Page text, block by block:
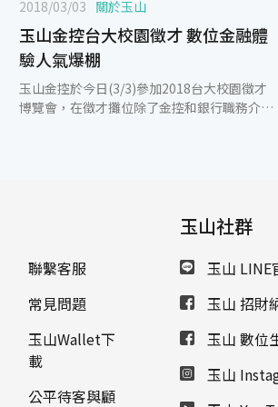
2018/03/03 關於玉山
玉山金控台大校園徵才 數位金融體
驗人氣爆棚
玉山金控於今日(3/3)參加2018台大校園徵才
博覽會，在徵才攤位除了金控和銀行職務介紹
作學習與職涯發展。 玉山金控人資長王志成表
示，人才是玉山最重要的資產，2018玉山將廣
納財金商管、數位金融、資訊科技、大數據分
析、風險管理、洗錢防制等人才共計500位。
其中包含以培育全方位金融專業與科技創新管
理人才為目標的MA(儲備幹部)及TMA(科技儲
備幹部)共40位。因應玉山布局亞洲的快速發
展，並響應政府新南向政策，特別歡迎來自各
國家地區、不同文化背景、有志於往金融業發
展之僑外生加入玉山，和我們一同經營亞洲跨
聯繫客服
常見問題
玉山Wallet下
載
公平待客與顧
玉山社群
玉山 LINE
玉山 招財
玉山 數位
玉山